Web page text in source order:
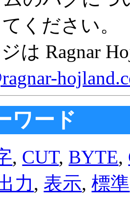
ください。
は Ragnar
ワード
, CUT, BYTE,
力, 表示,標準